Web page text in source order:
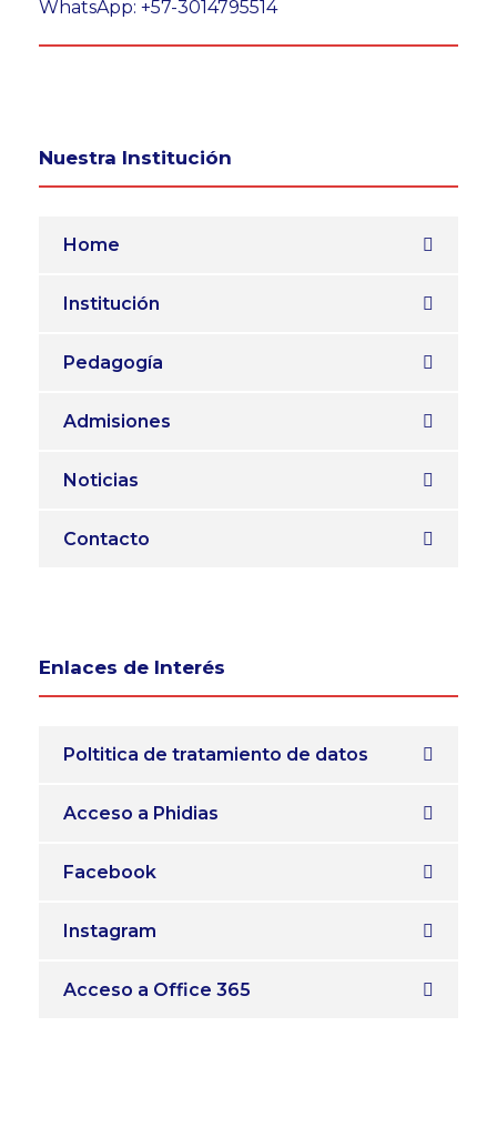
WhatsApp: +57-3014795514
Nuestra Institución
Home
Institución
Pedagogía
Admisiones
Noticias
Contacto
Enlaces de Interés
Poltitica de tratamiento de datos
Acceso a Phidias
Facebook
Instagram
Acceso a Office 365